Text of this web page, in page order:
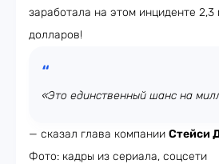
заработала на этом инциденте 2,3
долларов!
«Это единственный шанс на
— сказал глава компании Стейси
Фото: кадры из сериала, соцсети